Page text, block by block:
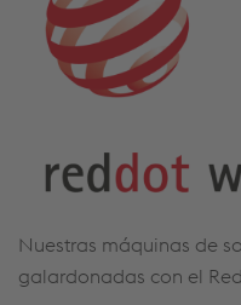
Nuestras máquinas de
galardonadas con el